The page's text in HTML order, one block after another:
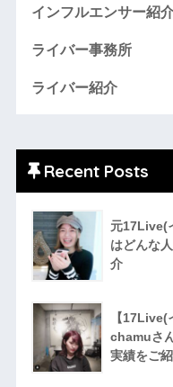
インフルエンサー紹
ライバー事務所
ライバー紹介
Recent Posts
元17Live(
はどんな
介
【
chamuさ
実績をご